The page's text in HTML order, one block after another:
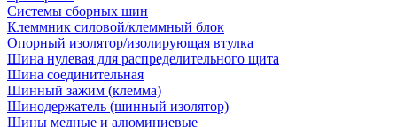
Системы сборных шин
Клеммник силовой/клеммный блок
Опорный изолятор/изолирующая втулка
Шина нулевая для распределительного щита
Шина соединительная
Шинный зажим (клемма)
Шинодержатель (шинный изолятор)
Шины медные и алюминиевые